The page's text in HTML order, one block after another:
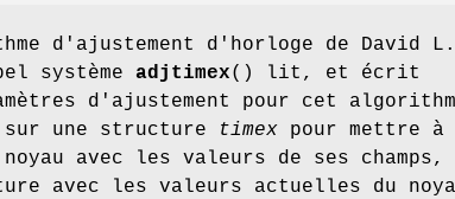
d'ajustement d'horloge de David L.
système adjtimex() lit, et écrit
d'ajustement pour cet
une structure
timex pour mettre à
avec les valeurs de ses champs,
avec les valeurs actuelles du